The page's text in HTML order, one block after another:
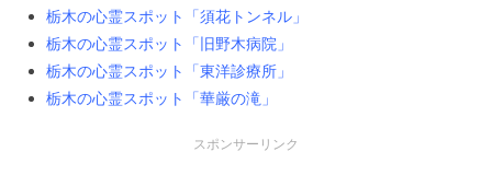
栃木の心霊スポット「須花トンネル」
栃木の心霊スポット「旧野木病院」
栃木の心霊スポット「東洋診療所」
栃木の心霊スポット「華厳の滝」
スポンサーリンク